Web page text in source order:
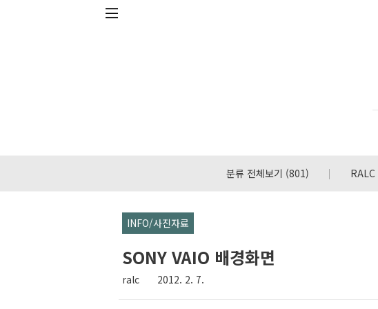
분류 전체보기 (801) RALC
INFO/사진자료
SONY VAIO 배경화면
ralc 2012. 2. 7.